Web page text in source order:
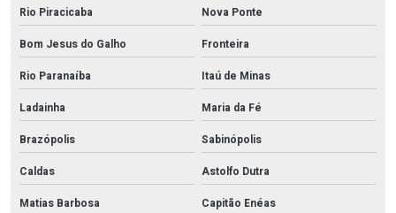
Rio Piracicaba
Nova Ponte
Bom Jesus do Galho
Fronteira
Rio Paranaíba
Itaú de Minas
Ladainha
Maria da Fé
Brazópolis
Sabinópolis
Caldas
Astolfo Dutra
Matias Barbosa
Capitão Enéas